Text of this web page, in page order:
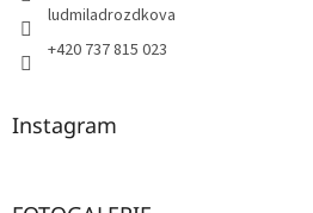
ludmiladrozdkova
+420 737 815 023
Instagram